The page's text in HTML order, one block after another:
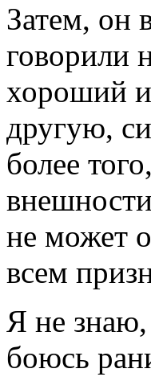
Затем, он
говорили
хороший
другую,
более
не может
всем
Я не знаю,
боюсь